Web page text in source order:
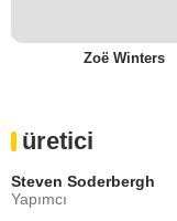
Zoë Winters
üretici
Steven Soderbergh
Yapımcı